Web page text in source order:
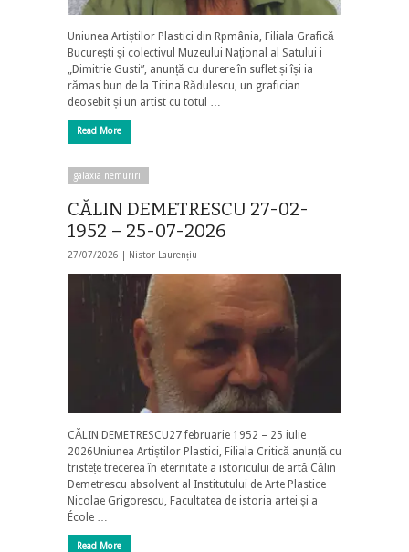
Uniunea Artiștilor Plastici din Rpmânia, Filiala Grafică
București și colectivul Muzeului Național al Satului i
„Dimitrie Gusti”, anunță cu durere în suflet și își ia
rămas bun de la Titina Rădulescu, un grafician
deosebit și un artist cu totul …
Read More
galaxia nemuririi
CĂLIN DEMETRESCU 27-02-
1952 – 25-07-2026
27/07/2026 | Nistor Laurențiu
CĂLIN DEMETRESCU27 februarie 1952 – 25 iulie
2026Uniunea Artiștilor Plastici, Filiala Critică anunță cu
tristețe trecerea în eternitate a istoricului de artă Călin
Demetrescu absolvent al Institutului de Arte Plastice
Nicolae Grigorescu, Facultatea de istoria artei și a
École …
Read More